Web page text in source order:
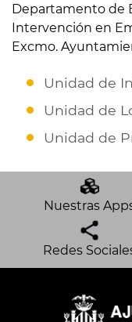
Departamento de
Intervención en
Excmo.
Unidad de
Unidad de
Unidad de
Nuestras
Redes